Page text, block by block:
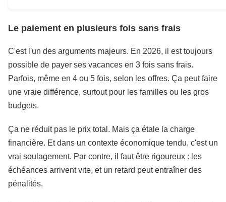
Le paiement en plusieurs fois sans frais
C'est l'un des arguments majeurs. En 2026, il est toujours
possible de payer ses vacances en 3 fois sans frais.
Parfois, même en 4 ou 5 fois, selon les offres. Ça peut faire
une vraie différence, surtout pour les familles ou les gros
budgets.
Ça ne réduit pas le prix total. Mais ça étale la charge
financière. Et dans un contexte économique tendu, c'est un
vrai soulagement. Par contre, il faut être rigoureux : les
échéances arrivent vite, et un retard peut entraîner des
pénalités.